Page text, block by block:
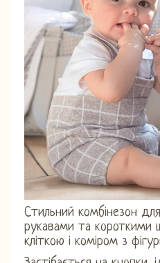
Стильний комбінезон
рукавами та
кліткою і коміром з